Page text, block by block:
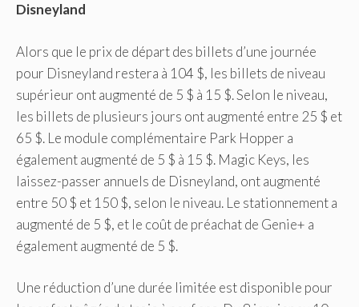
Disneyland
Alors que le prix de départ des billets d’une journée
pour Disneyland restera à 104 $, les billets de niveau
supérieur ont augmenté de 5 $ à 15 $. Selon le niveau,
les billets de plusieurs jours ont augmenté entre 25 $ et
65 $. Le module complémentaire Park Hopper a
également augmenté de 5 $ à 15 $. Magic Keys, les
laissez-passer annuels de Disneyland, ont augmenté
entre 50 $ et 150 $, selon le niveau. Le stationnement a
augmenté de 5 $, et le coût de préachat de Genie+ a
également augmenté de 5 $.
Une réduction d’une durée limitée est disponible pour